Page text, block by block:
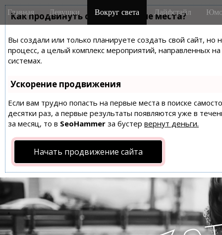
Как продвинуть сайт на первые места?
Вы создали или только планируете создать свой сайт,
процесс, а целый комплекс мероприятий, направленных
системах.
Ускорение продвижения
Если вам трудно попасть на первые места в поиске
десятки раз, а первые результаты появляются уже в
за месяц, то в SeoHammer за бустер вернут деньги.
Начать продвижение сайта
M
a
n
m
e
n
u
i
Главная Девушки Вокруг света Лайфстайл